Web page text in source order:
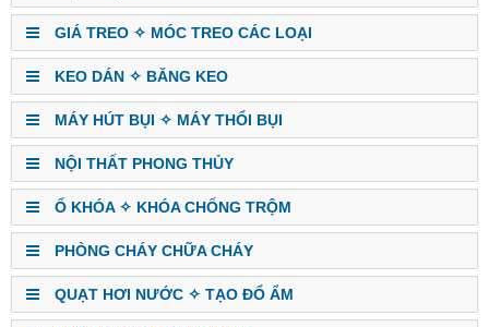
GIÁ TREO ✧ MÓC TREO CÁC LOẠI
KEO DÁN ✧ BĂNG KEO
MÁY HÚT BỤI ✧ MÁY THỔI BỤI
NỘI THẤT PHONG THỦY
Ổ KHÓA ✧ KHÓA CHỐNG TRỘM
PHÒNG CHÁY CHỮA CHÁY
QUẠT HƠI NƯỚC ✧ TẠO ĐỔ ẨM